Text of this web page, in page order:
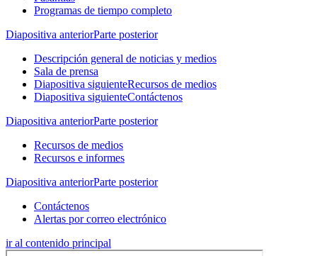
Programas de tiempo completo
Diapositiva anteriorParte posterior
Descripción general de noticias y medios
Sala de prensa
Diapositiva siguienteRecursos de medios
Diapositiva siguienteContáctenos
Diapositiva anteriorParte posterior
Recursos de medios
Recursos e informes
Diapositiva anteriorParte posterior
Contáctenos
Alertas por correo electrónico
ir al contenido principal